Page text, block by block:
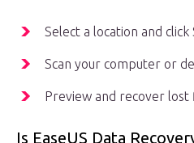
Select a location and click
Scan your computer or
Preview and recover lost
Is EaseUS Data